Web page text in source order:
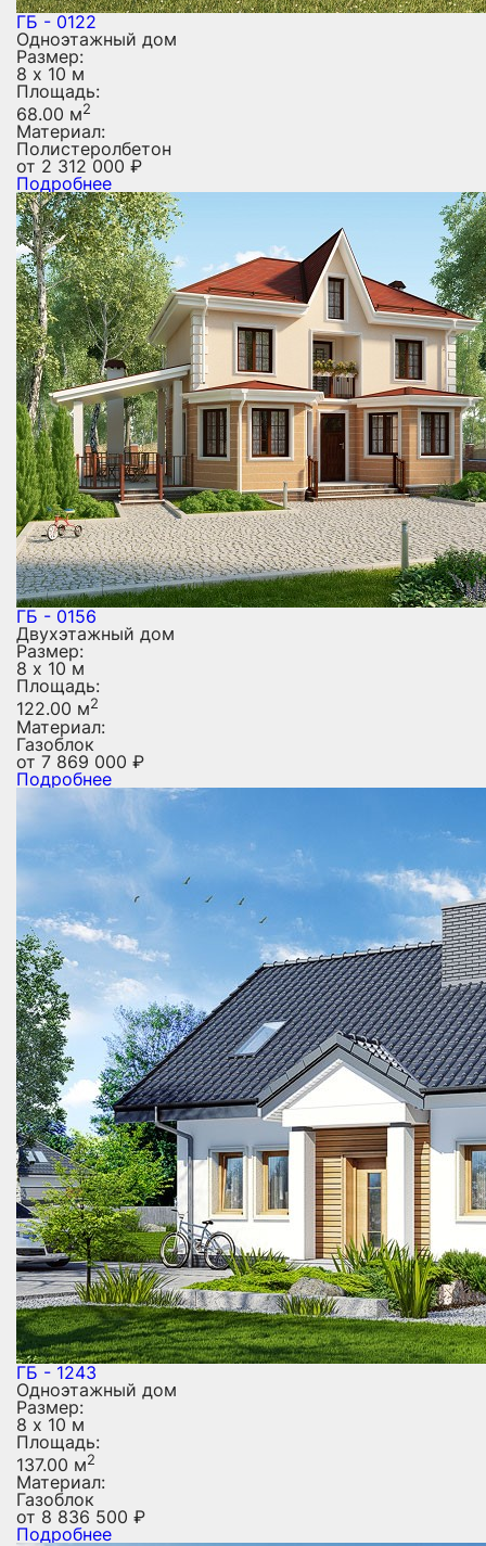
ГБ - 0122
Одноэтажный дом
Размер:
8 х 10 м
Площадь:
68.00 м2
Материал:
Полистеролбетон
от 2 312 000 ₽
Подробнее
ГБ - 0156
Двухэтажный дом
Размер:
8 х 10 м
Площадь:
122.00 м2
Материал:
Газоблок
от 7 869 000 ₽
Подробнее
ГБ - 1243
Одноэтажный дом
Размер:
8 х 10 м
Площадь:
137.00 м2
Материал:
Газоблок
от 8 836 500 ₽
Подробнее